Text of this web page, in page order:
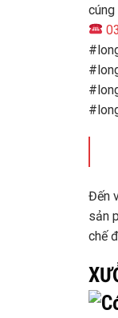
Đến
sản
chế